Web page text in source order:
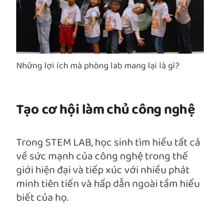
Những lợi ích mà phòng lab mang lại là gì?
Tạo cơ hội làm chủ công nghệ
Trong STEM LAB, học sinh tìm hiểu tất cả
về sức mạnh của công nghệ trong thế
giới hiện đại và tiếp xúc với nhiều phát
minh tiên tiến và hấp dẫn ngoài tầm hiểu
biết của họ.